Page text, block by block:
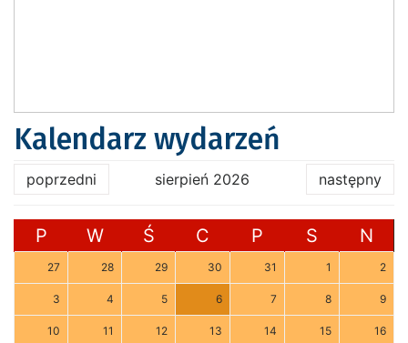
Kalendarz wydarzeń
poprzedni sierpień 2026 następny
P W Ś C P S N
27 28 29 30 31 1 2
3 4 5 6 7 8 9
10 11 12 13 14 15 16